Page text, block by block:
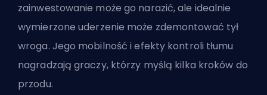
zainwestowanie może go narazić, ale idealnie
wymierzone uderzenie może zdemontować tył
wroga. Jego mobilność i efekty kontroli tłumu
nagradzają graczy, którzy myślą kilka kroków do
przodu.